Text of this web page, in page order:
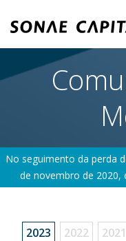
No seguimento da perda
de novembro de 2020,
2023 2022 2021